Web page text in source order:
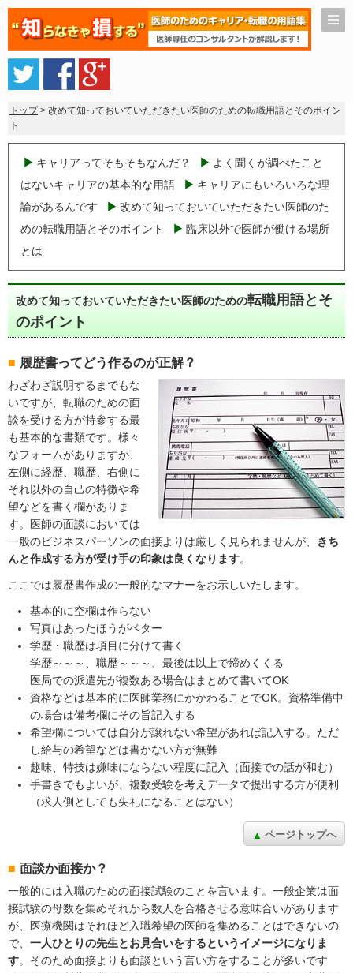
トップ> 改めて知っておいていただきたい医師のための転職用語とそのポイン
ト
キャリアってそもそもなんだ？
よく聞くが調べたこと
はないキャリアの基本的な用語
キャリアにもいろいろな理
論があるんです
改めて知っておいていただきたい医師のた
めの転職用語とそのポイント
臨床以外で医師が働ける場所
とは
改めて知っておいていただきたい医師のための転職用語とそ
のポイント
履歴書ってどう作るのが正解？
わざわざ説明するまでもな
いですが、転職のための面
談を受ける方が持参する最
も基本的な書類です。様々
なフォームがありますが、
左側に経歴、職歴、右側に
それ以外の自己の特徴や希
望などを書く欄がありま
す。医師の面談においては
一般のビジネスパーソンの面接よりは厳しく見られませんが、
きち
んと作成する方が受け手の印象は良くなります。
ここでは履歴書作成の一般的なマナーをお示しいたします。
基本的に空欄は作らない
写真はあったほうがベター
学歴・職歴は項目に分けて書く
学歴～～～、職歴～～～、最後は以上で締めくくる
医局での派遣先が複数ある場合はまとめて書いてOK
資格などは基本的に医師業務にかかわることでOK。資格準備中
の場合は備考欄にその旨記入する
希望欄については自分が譲れない希望があれば記入する。ただ
し給与の希望などは書かない方が無難
趣味、特技は嫌味にならない程度に記入（面接での話が和む）
手書きでもよいが、複数受験を考えデータで提出する方が便利
（求人側としても失礼になることはない）
ページトップへ
面談か面接か？
一般的には入職のための面接試験のことを言います。一般企業は面
接試験の母数を集めそれから数人を合格させる意味合いがあります
が、医療機関はそれほど入職希望の医師を集めることはできないの
で、 一人ひとりの先生とお見合いをするというイメージになりま
す。そのため面接よりも面談という言い方をすることが多いです